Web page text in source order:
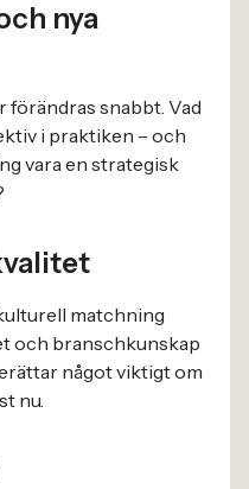
nya
snabbt. Vad
i praktiken – och
vara en strategisk
matchning
och branschkunskap
något viktigt om
nu.